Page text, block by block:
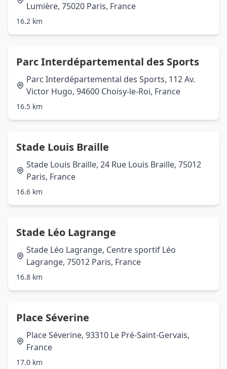
Lumière, 75020 Paris, France
16.2 km
Parc Interdépartemental des Sports
Parc Interdépartemental des Sports, 112 Av.
Victor Hugo, 94600 Choisy-le-Roi, France
16.5 km
Stade Louis Braille
Stade Louis Braille, 24 Rue Louis Braille, 75012
Paris, France
16.6 km
Stade Léo Lagrange
Stade Léo Lagrange, Centre sportif Léo
Lagrange, 75012 Paris, France
16.8 km
Place Séverine
Place Séverine, 93310 Le Pré-Saint-Gervais,
France
17.0 km